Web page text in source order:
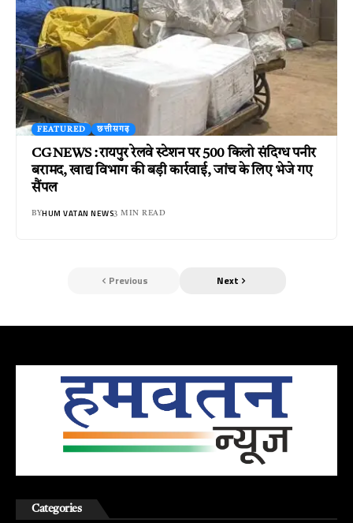
FEATURED छत्तीसगढ़
CG NEWS : रायपुर रेलवे स्टेशन पर 500 किलो संदिग्ध पनीर
बरामद, खाद्य विभाग की बड़ी कार्रवाई, जांच के लिए भेजे गए
सैंपल
BYHUM VATAN NEWS3 MIN READ
Previous Next
Categories